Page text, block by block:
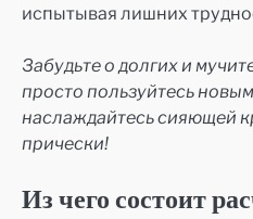
испытывая лишних
Забудьте о долгих и
просто пользуйтесь
наслаждайтесь сияющей
прически!
Из чего состоит